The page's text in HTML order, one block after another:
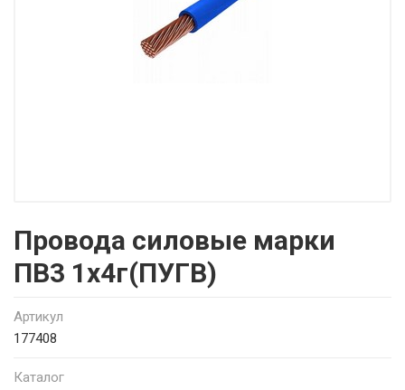
Провода силовые марки
ПВ3 1х4г(ПУГВ)
Артикул
177408
Каталог